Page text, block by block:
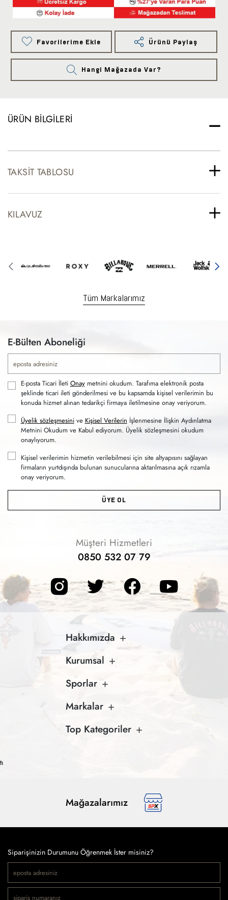
Favorilerime Ekle Ürünü Paylaş
Hangi Mağazada Var?
ÜRÜN BILGILERI
TAKSIT TABLOSU
KILAVUZ
Tüm Markalarımız
E-Bülten Aboneliği
E-posta Ticari İleti Onaymetnini okudum. Tarafıma elektronik posta
şeklinde ticari ileti gönderilmesi ve bu kapsamda kişisel verilerimin bu
konuda hizmet alınan tedarikçi firmaya iletilmesine onay veriyorum.
Üyelik sözleşmesinive Kişisel Verilerin İşlenmesine İlişkin Aydınlatma
Metnini Okudum ve Kabul ediyorum. Üyelik sözleşmesini okudum
onaylıyorum.
Kişisel verilerimin hizmetin verilebilmesi için site altyapısını sağlayan
firmaların yurtdışında bulunan sunucularına aktarılmasına açık rızamla
onay veriyorum.
ÜYE OL
Müşteri Hizmetleri
0850 532 07 79
Hakkımızda
Kurumsal
Sporlar
Markalar
Top Kategoriler
Mağazalarımız
Siparişinizin Durumunu Öğrenmek İster misiniz?